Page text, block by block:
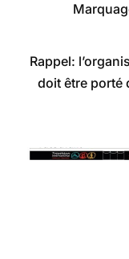
Rappel:
doit être porté